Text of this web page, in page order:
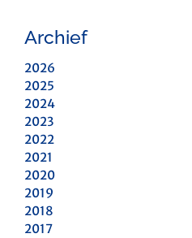
Archief
2026
2025
2024
2023
2022
2021
2020
2019
2018
2017